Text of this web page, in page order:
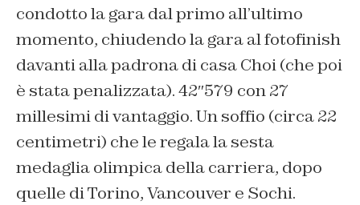
condotto la gara dal primo all’ultimo
momento, chiudendo la gara al fotofinish
davanti alla padrona di casa Choi (che poi
è stata penalizzata). 42″579 con 27
millesimi di vantaggio. Un soffio (circa 22
centimetri) che le regala la sesta
medaglia olimpica della carriera, dopo
quelle di Torino, Vancouver e Sochi.